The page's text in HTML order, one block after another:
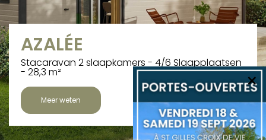
AZALÉE
Stacaravan 2 slaapkamers - 4/6 Slaapplaatsen
- 28,3 m²
Meer weten
×